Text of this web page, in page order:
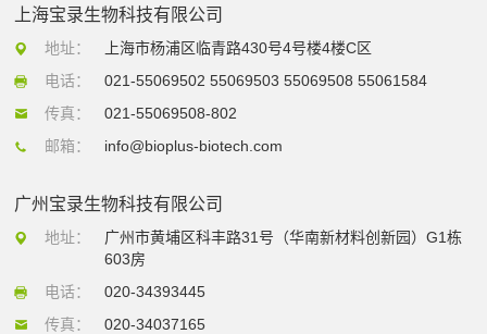
上海宝录生物科技有限公司
地址：
上海市杨浦区临青路430号4号楼4楼C区
电话：
021-55069502 55069503 55069508 55061584
传真：
021-55069508-802
邮箱：
info@bioplus-biotech.com
广州宝录生物科技有限公司
地址：
广州市黄埔区科丰路31号（华南新材料创新园）G1栋
603房
电话：
020-34393445
传真：
020-34037165